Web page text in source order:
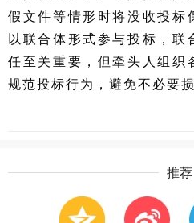
假文件等情形时将没收投标
以联合体形式参与投标，联
任至关重要，但牵头人组织
规范投标行为，避免不必要
推荐